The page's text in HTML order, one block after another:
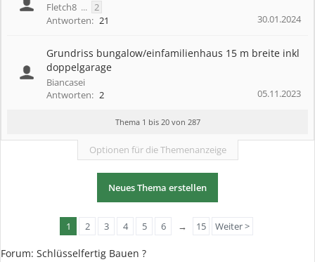
Fletch8 ... 2
Antworten: 21 30.01.2024
Grundriss bungalow/einfamilienhaus 15 m breite inkl
doppelgarage
Biancasei
Antworten: 2 05.11.2023
Thema 1 bis 20 von 287
Optionen für die Themenanzeige
Neues Thema erstellen
1 2 3 4 5 6 → 15 Weiter >
Forum: Schlüsselfertig Bauen ?